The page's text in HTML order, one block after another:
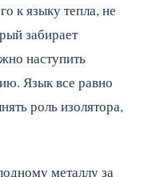
к языку тепла, не
забирает
наступить
Язык все равно
роль изолятора,
металлу за